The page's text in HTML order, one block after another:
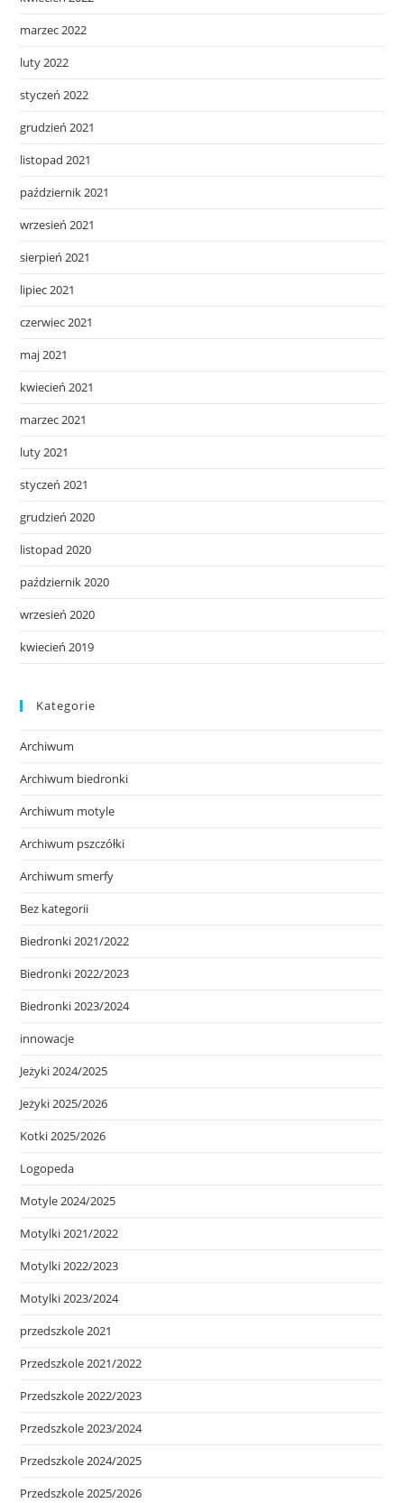
marzec 2022
luty 2022
styczeń 2022
grudzień 2021
listopad 2021
październik 2021
wrzesień 2021
sierpień 2021
lipiec 2021
czerwiec 2021
maj 2021
kwiecień 2021
marzec 2021
luty 2021
styczeń 2021
grudzień 2020
listopad 2020
październik 2020
wrzesień 2020
kwiecień 2019
Kategorie
Archiwum
Archiwum biedronki
Archiwum motyle
Archiwum pszczółki
Archiwum smerfy
Bez kategorii
Biedronki 2021/2022
Biedronki 2022/2023
Biedronki 2023/2024
innowacje
Jeżyki 2024/2025
Jeżyki 2025/2026
Kotki 2025/2026
Logopeda
Motyle 2024/2025
Motylki 2021/2022
Motylki 2022/2023
Motylki 2023/2024
przedszkole 2021
Przedszkole 2021/2022
Przedszkole 2022/2023
Przedszkole 2023/2024
Przedszkole 2024/2025
Przedszkole 2025/2026